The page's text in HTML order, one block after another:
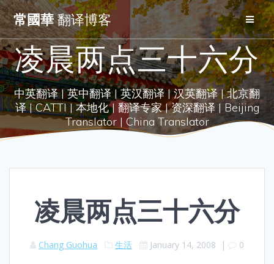
Skip
to
content
常國華翻译博客
凌晨两点三十六分
中英翻译 | 英中翻译 | 英汉翻译 | 汉英翻译 | 北京翻
译 | CATTI | 本地化 | 翻译专家 | 资深翻译 | Beijing
Translator | China Translator
凌晨两点三十六分
Chang Guohua 生活 January 14, 2008 | 0